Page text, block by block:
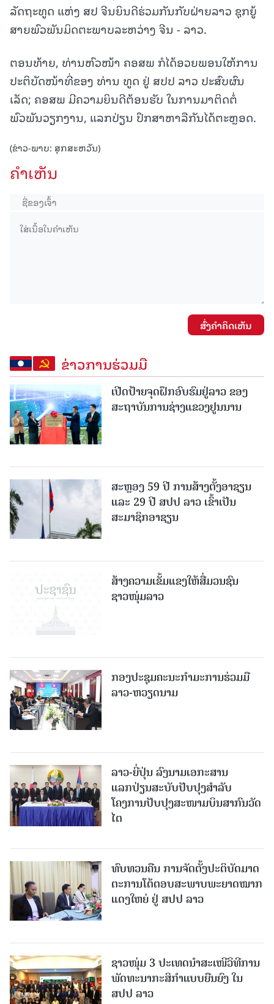
ລັດຖະທູດ ແຫ່ງ ສປ ຈີນຍິນດີຮ່ວມກັນກັບຝ່າຍລາວ ຊຸກຍູ້
ສາຍພົວພັນມິດຕະພາບລະຫວ່າງ ຈີນ - ລາວ.
ຕອນທ້າຍ, ທ່ານຫົວໜ້າ ຄອສພ ກໍໄດ້ອວຍພອນໃຫ້ການ
ປະຕິບັດໜ້າທີ່ຂອງ ທ່ານ ທູດ ຢູ່ ສປປ ລາວ ປະສົບຜົນ
ເລັດ; ຄອສພ ມີຄວາມຍິນດີຕ້ອນຮັບ ໃນການມາຕິດຕໍ່
ພົວພັນວຽກງານ, ແລກປ່ຽນ ປຶກສາຫາລືກັນໄດ້ຕະຫຼອດ.
(ຂ່າວ-ພາບ: ສຸກສະຫວັນ)
ຄໍາເຫັນ
ສົ່ງຄໍາຄິດເຫັນ
ຂ່າວການຮ່ວມມື
ເປີດປ້າຍຈຸດຝຶກອົບຮົມຢູ່ລາວ ຂອງ
ສະຖາບັນການຊ່າງແຂວງຢູນນານ
ສະຫຼອງ 59 ປີ ການສ້າງຕັ້ງອາຊຽນ
ແລະ 29 ປີ ສປປ ລາວ ເຂົ້າເປັນ
ສະມາຊິກອາຊຽນ
ສ້າງຄວາມເຂັ້ມແຂງໃຫ້ສື່ມວນຊົນ
ຊາວໜຸ່ມລາວ
ກອງປະຊຸມຄະນະກຳມະການຮ່ວມມື
ລາວ-ຫວຽດນາມ
ລາວ-ຍີ່ປຸ່ນ ລົງນາມເອກະສານ
ແລກປ່ຽນສະບັບປັບປຸງສໍາລັບ
ໂຄງການປັບປຸງສະໜາມບິນສາກົນວັດ
ໄຕ
ທົບທວນຄືນ ການຈັດຕັ້ງປະຕິບັດມາດ
ຕະການໂຕ້ຕອບສະພາບພະຍາດໝາກ
ແດງໃຫຍ່ ຢູ່ ສປປ ລາວ
ຊາວໜຸ່ມ 3 ປະເທດນຳສະເໜີວິທີການ
ພັດທະນາກະສິກຳແບບຍືນຍົງ ໃນ
ສປປ ລາວ